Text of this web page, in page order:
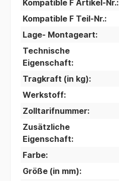
Kompatible F Artikel-Nr.:
Kompatible F Teil-Nr.:
Lage- Montageart:
Technische
Eigenschaft:
Tragkraft (in kg):
Werkstoff:
Zolltarifnummer:
Zusätzliche
Eigenschaft:
Farbe:
Größe (in mm):